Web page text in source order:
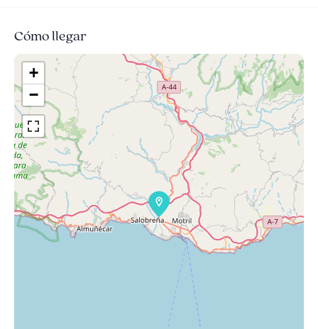
Cómo llegar
+
−